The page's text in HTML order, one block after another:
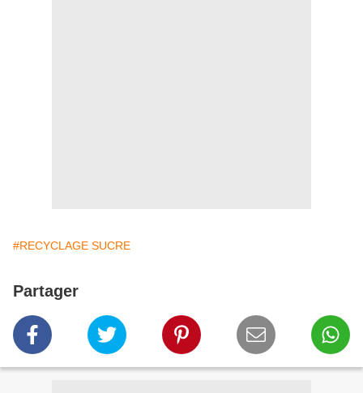
#RECYCLAGE SUCRE
Partager